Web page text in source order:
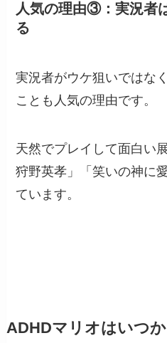
人気の理由③：実況者
る
実況者がウケ狙いではな
ことも人気の理由です。
天然でプレイして面白い
狩野英孝」「笑いの神に
ています。
ADHDマリオはいつ